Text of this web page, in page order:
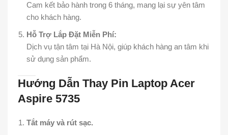
Cam kết bảo hành trong 6 tháng, mang lại sự yên tâm
cho khách hàng.
Hỗ Trợ Lắp Đặt Miễn Phí:
Dịch vụ tận tâm tại Hà Nội, giúp khách hàng an tâm khi
sử dụng sản phẩm.
Hướng Dẫn Thay Pin Laptop Acer
Aspire 5735
Tắt máy và rút sạc.